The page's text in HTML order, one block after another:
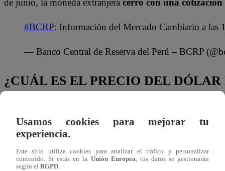
de junio, la moneda extranjera cerró con una cotización
#BCRP: Información del Mercado Cambiario a las
— Banco Central de Reserva del Perú – BCRP
¿CUÁL ES EL PRECIO DEL
cotizó para hoy, martes 24 de junio, enS/ 3.593 para
¿DÓNDE PUEDO VER EL PRECIO
Usamos cookies para mejorar tu
experiencia.
Este sitio utiliza cookies para analizar el tráfico y personalizar
contenido. Si estás en la Unión Europea, tus datos se gestionarán
según el RGPD.